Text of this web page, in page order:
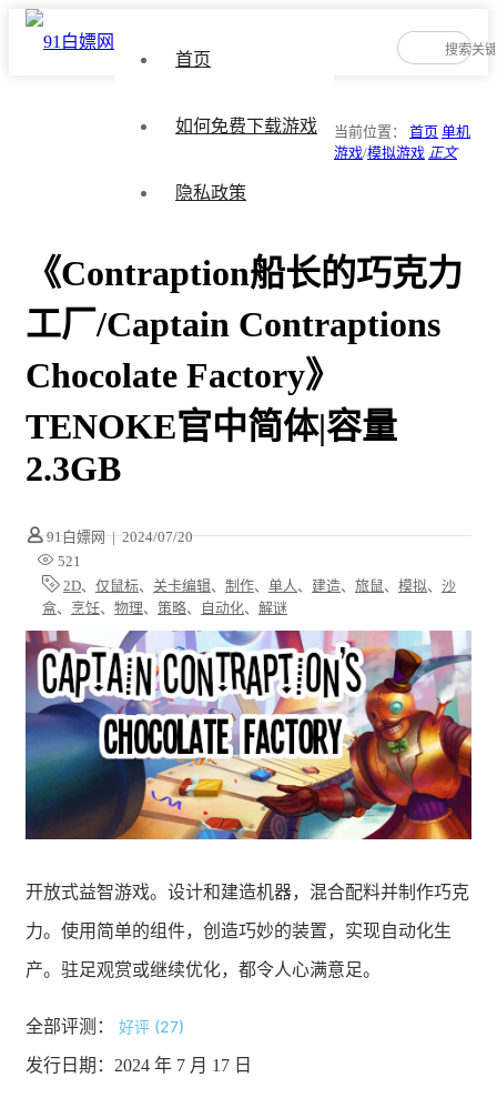
首页
如何免费下载游戏
隐私政策
当前位置： 首页 单机
游戏/模拟游戏 正文
《Contraption船长的巧克力
工厂/Captain Contraptions
Chocolate Factory》
TENOKE官中简体|容量
2.3GB
91白嫖网 | 2024/07/20
521
2D、 仅鼠标、 关卡编辑、 制作、 单人、 建造、 旅鼠、 模拟、 沙
盒、 烹饪、 物理、 策略、 自动化、 解谜
开放式益智游戏。设计和建造机器，混合配料并制作巧克
力。使用简单的组件，创造巧妙的装置，实现自动化生
产。驻足观赏或继续优化，都令人心满意足。
全部评测： 好评 (27)
发行日期：2024 年 7 月 17 日